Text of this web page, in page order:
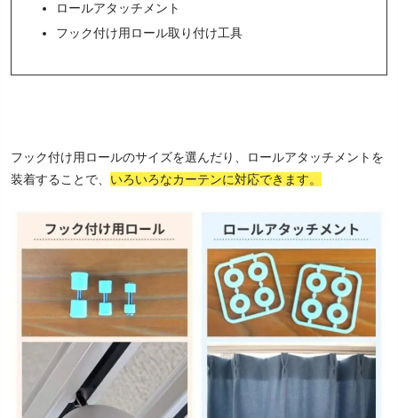
ロールアタッチメント
フック付け用ロール取り付け工具
フック付け用ロールのサイズを選んだり、ロールアタッチメントを
装着することで、 いろいろなカーテンに対応できます。